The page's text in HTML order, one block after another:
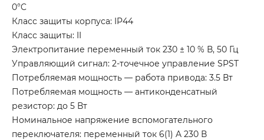
0°C
Класс защиты корпуса: IP44
Класс защиты: II
Электропитание переменный ток 230 ± 10 % В, 50 Гц
Управляющий сигнал: 2-точечное управление SPST
Потребляемая мощность — работа привода: 3.5 Вт
Потребляемая мощность — антиконденсатный
резистор: до 5 Вт
Номинальное напряжение вспомогательного
переключателя: переменный ток 6(1) A 230 В